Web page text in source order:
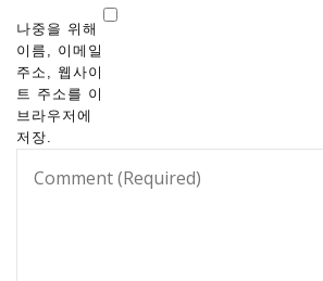
나중을 위해
이름, 이메일
주소, 웹사이
트 주소를 이
브라우저에
저장.